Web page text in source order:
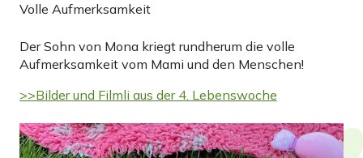
Volle Aufmerksamkeit
Der Sohn von Mona kriegt rundherum die volle
Aufmerksamkeit vom Mami und den Menschen!
>>Bilder und Filmli aus der 4. Lebenswoche